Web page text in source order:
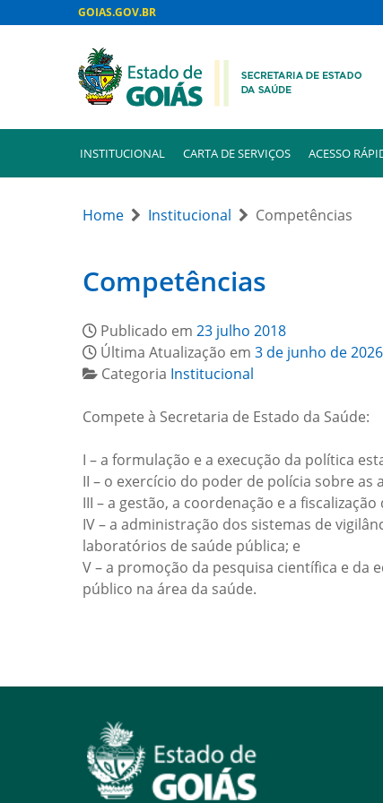
GOIAS.GOV.BR
INSTITUCIONAL CARTA DE SERVIÇOS ACESSO
Home Institucional Competências
Competências
Publicado em 23 julho 2018
Última Atualização em 3 de junho de 2026
Categoria Institucional
Compete à Secretaria de Estado da Saúde:
I – a formulação e a execução da política
II – o exercício do poder de polícia sobre
III – a gestão, a coordenação e a
IV – a administração dos sistemas de
laboratórios de saúde pública; e
V – a promoção da pesquisa científica e da
público na área da saúde.